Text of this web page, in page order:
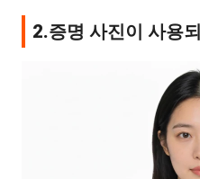
2.증명 사진이 사용